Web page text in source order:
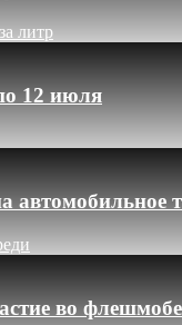
литр
12 июля
автомобильное
во